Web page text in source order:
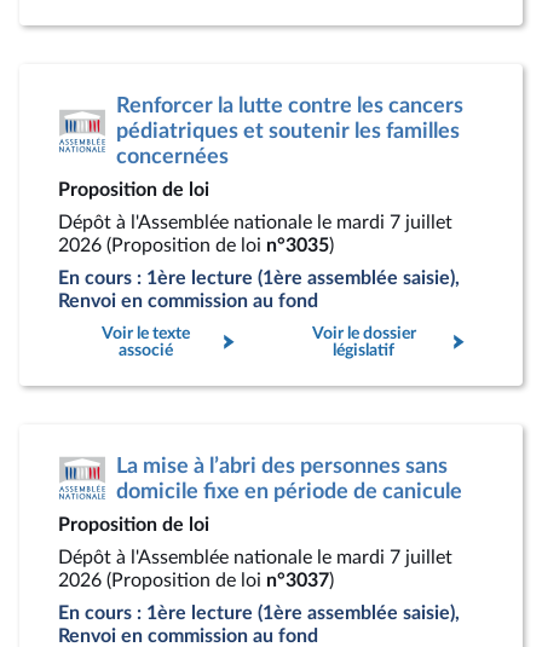
Renforcer la lutte contre les cancers
pédiatriques et soutenir les familles
concernées
Proposition de loi
Dépôt à l'Assemblée nationale le mardi 7 juillet
2026 (Proposition de loi n°3035)
En cours : 1ère lecture (1ère assemblée saisie),
Renvoi en commission au fond
Voir le texte
associé
Voir le dossier
législatif
La mise à l’abri des personnes sans
domicile fixe en période de canicule
Proposition de loi
Dépôt à l'Assemblée nationale le mardi 7 juillet
2026 (Proposition de loi n°3037)
En cours : 1ère lecture (1ère assemblée saisie),
Renvoi en commission au fond